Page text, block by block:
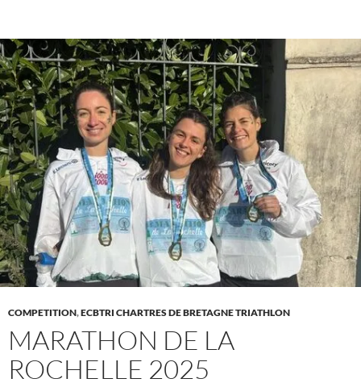
COMPETITION,ECBTRI CHARTRES DE BRETAGNE TRIATHLON
MARATHON DE LA
ROCHELLE 2025